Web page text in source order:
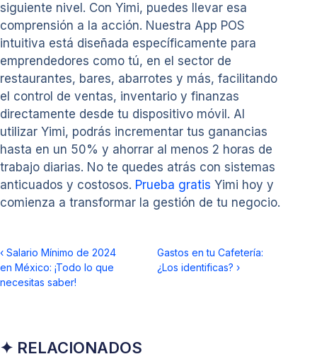
siguiente nivel. Con Yimi, puedes llevar esa
comprensión a la acción. Nuestra App POS
intuitiva está diseñada específicamente para
emprendedores como tú, en el sector de
restaurantes, bares, abarrotes y más, facilitando
el control de ventas, inventario y finanzas
directamente desde tu dispositivo móvil. Al
utilizar Yimi, podrás incrementar tus ganancias
hasta en un 50% y ahorrar al menos 2 horas de
trabajo diarias. No te quedes atrás con sistemas
anticuados y costosos. Prueba gratis Yimi hoy y
comienza a transformar la gestión de tu negocio.
‹ Salario Mínimo de 2024
en México: ¡Todo lo que
necesitas saber!
Gastos en tu Cafetería:
¿Los identificas? ›
✦ RELACIONADOS